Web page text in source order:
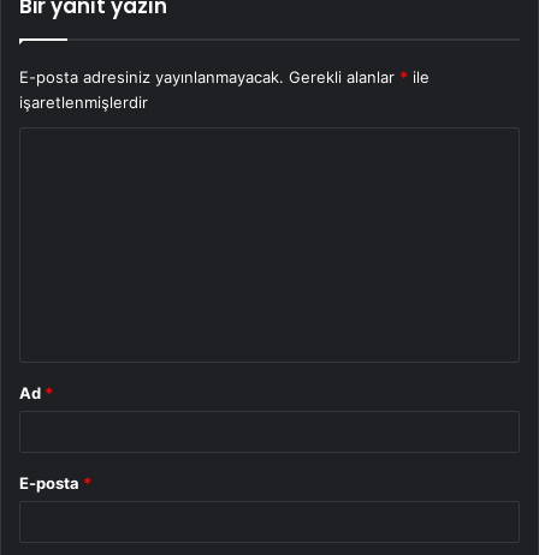
Bir yanıt yazın
E-posta adresiniz yayınlanmayacak. Gerekli alanlar * ile
işaretlenmişlerdir
Ad *
E-posta *